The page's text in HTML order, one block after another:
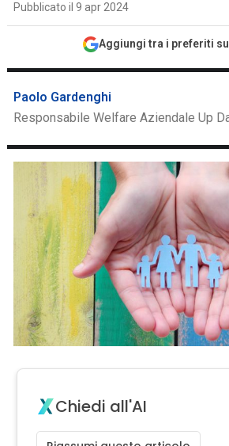
Pubblicato il 9 apr 2024
Aggiungi tra i preferiti
Paolo Gardenghi
Responsabile Welfare Aziendale Up
Chiedi all'AI